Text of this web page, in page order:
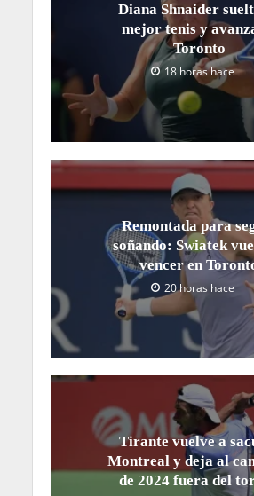
Diana Shnaider
mejor tenis y
Toronto
18 horas hace
Remontada para
soñando: Swiatek
vencer en
20 horas hace
Tirante vuelve a
Montreal y deja al
de 2024 fuera del